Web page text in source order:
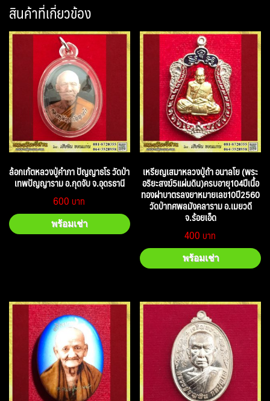
สินค้าที่เกี่ยวข้อง
ล้อกเก้ตหลวงปู่คำภา ปัญญาธโร วัดป่า
เทพปัญญาราม อ.กุดจับ จ.อุดรธานี
600
พร้อมเช่า
เหรียญเสมาหลวงปู่ถ้า อนาลโย (พระ
อริยะสงฆ์5แผ่นดิน)ครบอายุ104ปีเนื้อ
ทองฝาบาตรลงยาหมายเลข10ปี2560
วัดป่าทศพลมังคลาราม อ.เมยวดี
จ.ร้อยเอ็ด
400
พร้อมเช่า